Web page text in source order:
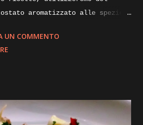
aromatizzato alle spezie.
croccantezza ai mie piatti.
di pane non troppo fresca un
calda, la fiamma dovrà
aggiungiamoci un paio di foglie
UN COMMENTO